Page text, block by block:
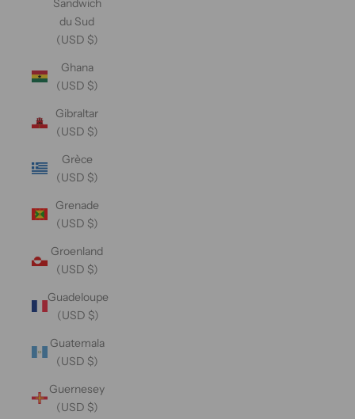
du Sud
(USD $)
Ghana
(USD $)
Gibraltar
(USD $)
Grèce
(USD $)
Grenade
(USD $)
Groenland
(USD $)
Guadeloupe
(USD $)
Guatemala
(USD $)
Guernesey
(USD $)